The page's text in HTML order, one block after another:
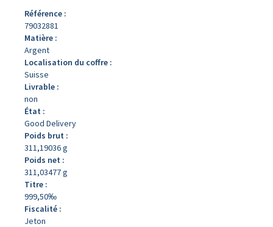
Référence :
79032881
Matière :
Argent
Localisation du coffre :
Suisse
Livrable :
non
État :
Good Delivery
Poids brut :
311,19036 g
Poids net :
311,03477 g
Titre :
999,50‰
Fiscalité :
Jeton